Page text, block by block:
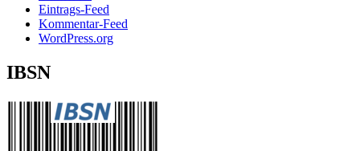
Eintrags-Feed
Kommentar-Feed
WordPress.org
IBSN